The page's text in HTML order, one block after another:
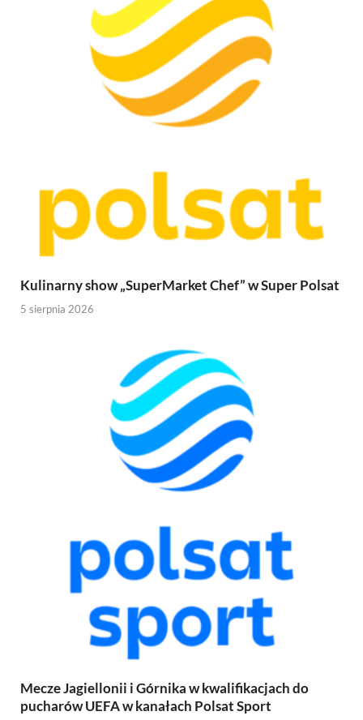
Kulinarny show „SuperMarket Chef” w Super Polsat
5 sierpnia 2026
Mecze Jagiellonii i Górnika w kwalifikacjach do
pucharów UEFA w kanałach Polsat Sport